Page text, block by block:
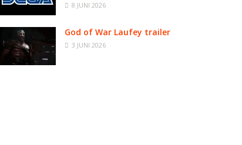
8 JUNI 2026
God of War Laufey trailer
3 JUNI 2026